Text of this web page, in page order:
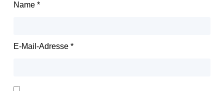
Name *
E-Mail-Adresse *